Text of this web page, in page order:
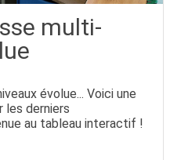
multi-
évolue... Voici une
les derniers
au tableau interactif !